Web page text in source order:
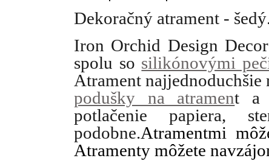
Dekoračný atrament -
Iron Orchid Design
spolu so silikónovými
Atrament najjednoduchšie
podušky na atrament a
potlačenie papiera,
podobne.Atramentmi
Atramenty môžete